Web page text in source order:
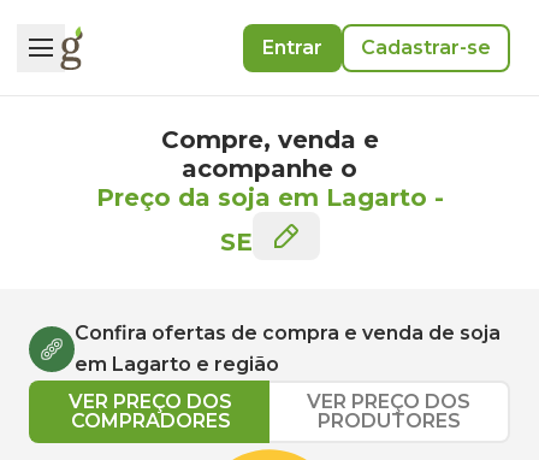
Entrar Cadastrar-se
Compre, venda e
acompanhe o
Preço da soja em Lagarto -
SE
Confira ofertas de compra e venda de soja
em Lagarto e região
VER PREÇO DOS
COMPRADORES
VER PREÇO DOS
PRODUTORES